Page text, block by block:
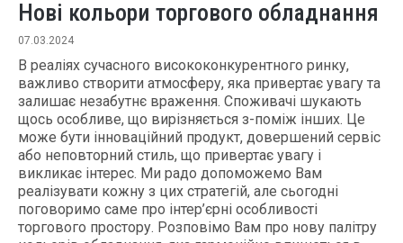
Нові кольори торгового обладнання
07.03.2024
В реаліях сучасного висококонкурентного ринку,
важливо створити атмосферу, яка привертає увагу та
залишає незабутнє враження. Споживачі шукають
щось особливе, що вирізняється з-поміж інших. Це
може бути інноваційний продукт, довершений сервіс
або неповторний стиль, що привертає увагу і
викликає інтерес. Ми радо допоможемо Вам
реалізувати кожну з цих стратегій, але сьогодні
поговоримо саме про інтер’єрні особливості
торгового простору. Розповімо Вам про нову палітру